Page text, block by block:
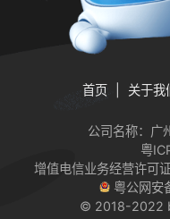
首页 关于我
公司名称：广
粤
增值电信业务经营许可
粤公网安
© 2018-2022